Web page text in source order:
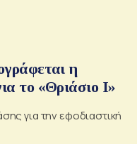
η
το «Θριάσιο Ι»
για την εφοδιαστική